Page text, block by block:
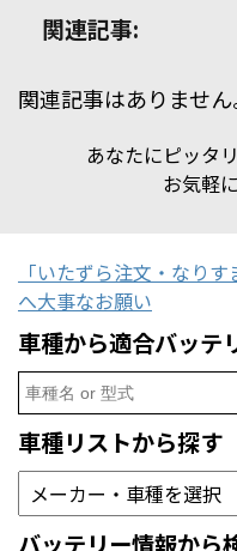
関連記事:
関連記事はありません
あなたにピッタ
お気軽
「いたずら注文・なり
へ大事なお願い
車種から適合バッテ
Search
for:
車種リストから探す
バッテリー情報から